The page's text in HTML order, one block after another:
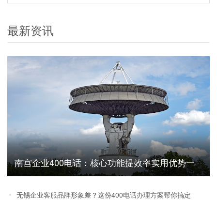
最新资讯
南宫企业400电话：核心功能提效率实用优势一
文说清
无锡企业客服品牌形象差？这份400电话办理方案帮你搞定